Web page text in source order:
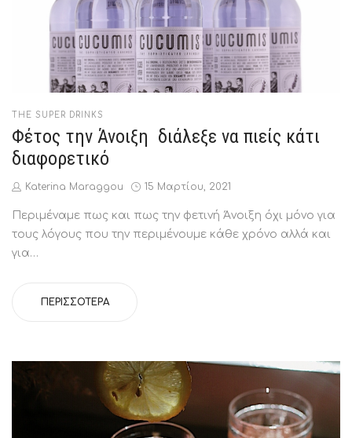
POSTED
IN
THE SUPER DRINKS
Φέτος την Άνοιξη διάλεξε να πιείς κάτι
διαφορετικό
by
Katerina Maraggou
Posted
15 Μαρτίου, 2021
Περιμέναμε πως και πως την φετινή Άνοιξη όχι μόνο για
τους λόγους που την περιμένουμε κάθε χρόνο αλλά και
για…
ΠΕΡΙΣΣΌΤΕΡΑ